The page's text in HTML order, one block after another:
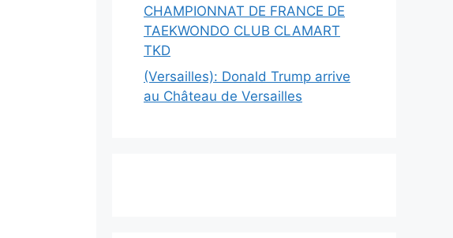
CHAMPIONNAT DE FRANCE DE
TAEKWONDO CLUB CLAMART
TKD
(Versailles): Donald Trump arrive
au Château de Versailles